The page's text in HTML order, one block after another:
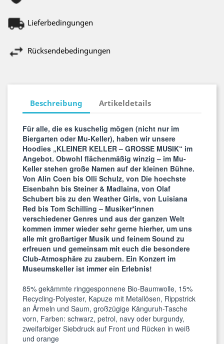
Lieferbedingungen
Rücksendebedingungen
Beschreibung Artikeldetails
Für alle, die es kuschelig mögen (nicht nur im
Biergarten oder Mu-Keller), haben wir unsere
Hoodies „KLEINER KELLER – GROSSE MUSIK“ im
Angebot. Obwohl flächenmäßig winzig – im Mu-
Keller stehen große Namen auf der kleinen Bühne.
Von Alin Coen bis Olli Schulz, von Die hoechste
Eisenbahn bis Steiner & Madlaina, von Olaf
Schubert bis zu den Weather Girls, von Luisiana
Red bis Tom Schilling – Musiker*innen
verschiedener Genres und aus der ganzen Welt
kommen immer wieder sehr gerne hierher, um uns
alle mit großartiger Musik und feinem Sound zu
erfreuen und gemeinsam mit euch die besondere
Club-Atmosphäre zu zaubern. Ein Konzert im
Museumskeller ist immer ein Erlebnis!
85% gekämmte ringgesponnene Bio-Baumwolle, 15%
Recycling-Polyester, Kapuze mit Metallösen, Rippstrick
an Ärmeln und Saum, großzügige Känguruh-Tasche
vorn, Farben: schwarz, petrol, navy oder burgundy,
zweifarbiger Siebdruck auf Front und Rücken in weiß
und orange